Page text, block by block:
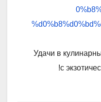
Удачи в
с